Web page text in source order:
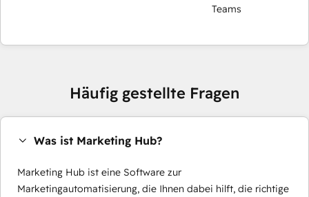
Teams
Häufig gestellte Fragen
Was ist Marketing Hub?
Marketing Hub ist eine Software zur
Marketingautomatisierung, die Ihnen dabei hilft, die richtige